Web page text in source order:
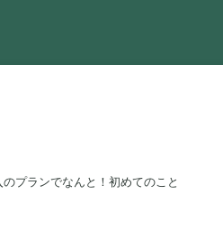
プランでなんと！初めてのこと